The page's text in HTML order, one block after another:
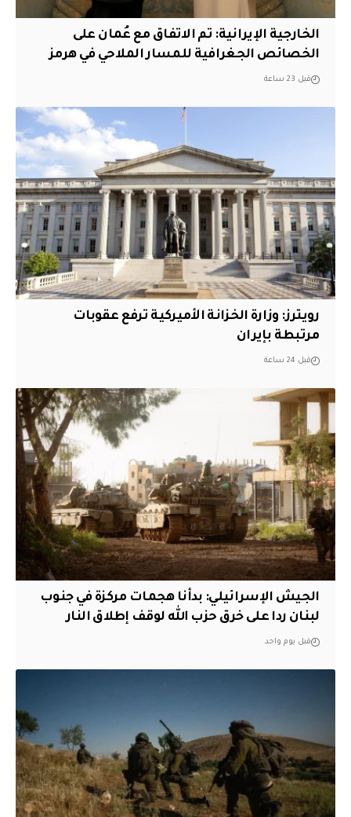
‏الخارجية الإيرانية: تم الاتفاق مع عُمان على
الخصائص الجغرافية للمسار الملاحي في هرمز
قبل 23 ساعة
‏رويترز: وزارة الخزانة الأميركية ترفع عقوبات
مرتبطة بإيران
قبل 24 ساعة
الجيش الإسرائيلي: بدأنا هجمات مركزة في جنوب
لبنان ردا على خرق حزب الله لوقف إطلاق النار
قبل يوم واحد